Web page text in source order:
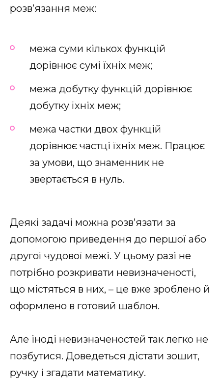
розв’язання меж:
межа суми кількох функцій
дорівнює сумі їхніх меж;
межа добутку функцій дорівнює
добутку їхніх меж;
межа частки двох функцій
дорівнює частці їхніх меж. Працює
за умови, що знаменник не
звертається в нуль.
Деякі задачі можна розв’язати за
допомогою приведення до першої або
другої чудової межі. У цьому разі не
потрібно розкривати невизначеності,
що містяться в них, – це вже зроблено й
оформлено в готовий шаблон.
Але іноді невизначеностей так легко не
позбутися. Доведеться дістати зошит,
ручку і згадати математику.